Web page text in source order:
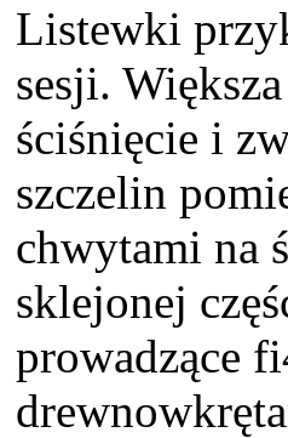
Listewki
sesji.
ściśnięcie i
szczelin
chwytami na
sklejonej
prowadzące